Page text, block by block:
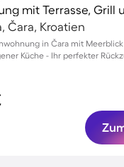
Čara, Kroatien
in Čara mit
Küche - Ihr perfekter